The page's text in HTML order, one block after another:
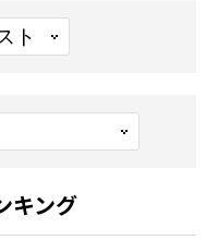
キング